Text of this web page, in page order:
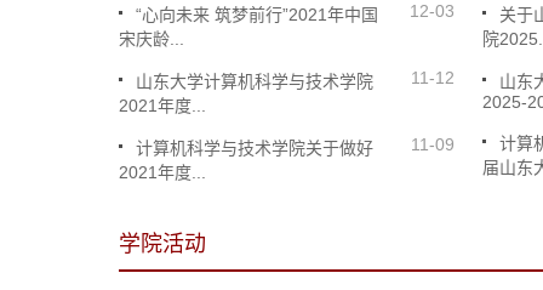
12-03
“心向未来 筑梦前行”2021年中国
宋庆龄...
11-12
山东大学计算机科学与技术学院
2021年度...
11-09
计算机科学与技术学院关于做好
2021年度...
关于
院
山东
2025-
计算
届山东
学院活动